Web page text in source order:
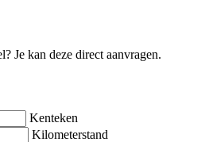
Je kan deze direct aanvragen.
Kenteken
Kilometerstand